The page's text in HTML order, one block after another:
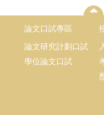
論文口試專區
論文研究計劃口試
學位論文口試